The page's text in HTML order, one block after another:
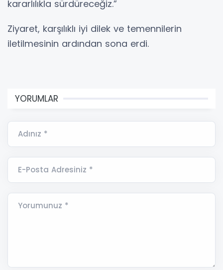
kararlılıkla sürdüreceğiz.”
Ziyaret, karşılıklı iyi dilek ve temennilerin
iletilmesinin ardından sona erdi.
YORUMLAR
Adınız *
E-Posta Adresiniz *
Yorumunuz *